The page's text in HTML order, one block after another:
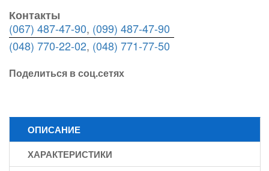
Контакты
(067) 487-47-90, (099) 487-47-90
(048) 770-22-02, (048) 771-77-50
Поделиться в соц.сетях
ОПИСАНИЕ
ХАРАКТЕРИСТИКИ